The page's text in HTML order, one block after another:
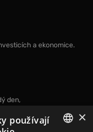
a ekonomice.
den,
×
používají